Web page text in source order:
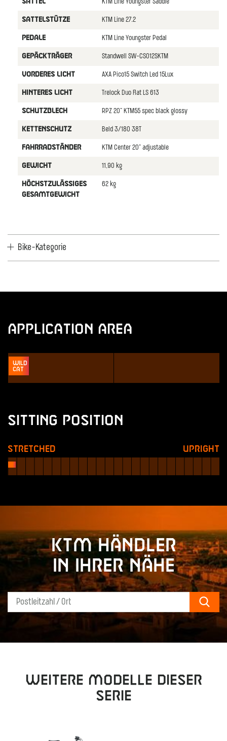
SATTEL KTM Line Youngster Saddle
SATTELSTÜTZE KTM Line 27.2
PEDALE KTM Line Youngster Pedal
GEPÄCKTRÄGER Standwell SW-CS012SKTM
VORDERES LICHT AXA Pico15 Switch Led 15Lux
HINTERES LICHT Trelock Duo Flat LS 613
SCHUTZBLECH RPZ 20" KTM55 spec black glossy
KETTENSCHUTZ Beld 3/180 38T
FAHRRADSTÄNDER KTM Center 20" adjustable
GEWICHT 11,90 kg
HÖCHSTZULÄSSIGES
GESAMTGEWICHT
62 kg
Bike-Kategorie
Application Area
Wild
Cat
Sitting Position
Stretched Upright
KTM Händler
in Ihrer Nähe
Weitere Modelle dieser
Serie